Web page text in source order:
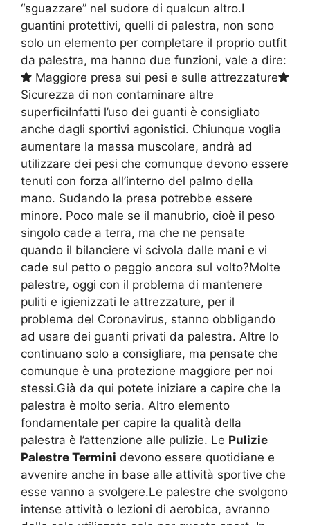
“sguazzare” nel sudore di qualcun altro.I
guantini protettivi, quelli di palestra, non sono
solo un elemento per completare il proprio outfit
da palestra, ma hanno due funzioni, vale a dire:
Maggiore presa sui pesi e sulle attrezzature
Sicurezza di non contaminare altre
superficiInfatti l’uso dei guanti è consigliato
anche dagli sportivi agonistici. Chiunque voglia
aumentare la massa muscolare, andrà ad
utilizzare dei pesi che comunque devono essere
tenuti con forza all’interno del palmo della
mano. Sudando la presa potrebbe essere
minore. Poco male se il manubrio, cioè il peso
singolo cade a terra, ma che ne pensate
quando il bilanciere vi scivola dalle mani e vi
cade sul petto o peggio ancora sul volto?Molte
palestre, oggi con il problema di mantenere
puliti e igienizzati le attrezzature, per il
problema del Coronavirus, stanno obbligando
ad usare dei guanti privati da palestra. Altre lo
continuano solo a consigliare, ma pensate che
comunque è una protezione maggiore per noi
stessi.Già da qui potete iniziare a capire che la
palestra è molto seria. Altro elemento
fondamentale per capire la qualità della
palestra è l’attenzione alle pulizie. Le Pulizie
Palestre Termini devono essere quotidiane e
avvenire anche in base alle attività sportive che
esse vanno a svolgere.Le palestre che svolgono
intense attività o lezioni di aerobica, avranno